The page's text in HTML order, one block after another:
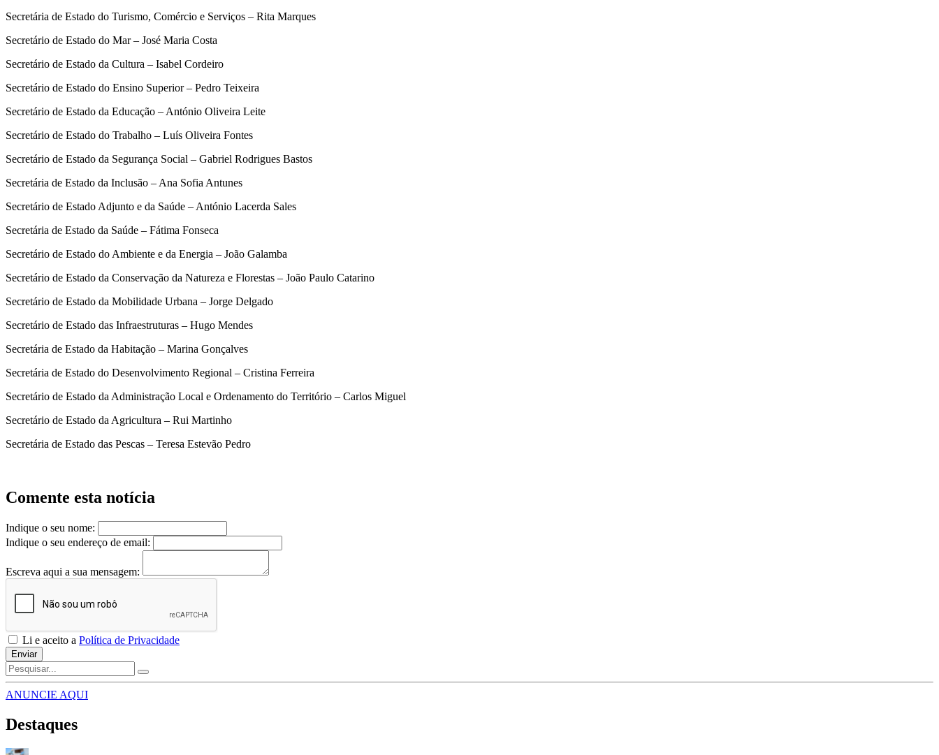
Secretária de Estado do Turismo, Comércio e Serviços – Rita Marques
Secretário de Estado do Mar – José Maria Costa
Secretário de Estado da Cultura – Isabel Cordeiro
Secretário de Estado do Ensino Superior – Pedro Teixeira
Secretário de Estado da Educação – António Oliveira Leite
Secretário de Estado do Trabalho – Luís Oliveira Fontes
Secretário de Estado da Segurança Social – Gabriel Rodrigues Bastos
Secretária de Estado da Inclusão – Ana Sofia Antunes
Secretário de Estado Adjunto e da Saúde – António Lacerda Sales
Secretária de Estado da Saúde – Fátima Fonseca
Secretário de Estado do Ambiente e da Energia – João Galamba
Secretário de Estado da Conservação da Natureza e Florestas – João Paulo Catarino
Secretário de Estado da Mobilidade Urbana – Jorge Delgado
Secretário de Estado das Infraestruturas – Hugo Mendes
Secretária de Estado da Habitação – Marina Gonçalves
Secretária de Estado do Desenvolvimento Regional – Cristina Ferreira
Secretário de Estado da Administração Local e Ordenamento do Território – Carlos Miguel
Secretário de Estado da Agricultura – Rui Martinho
Secretária de Estado das Pescas – Teresa Estevão Pedro
Comente esta notícia
Indique o seu nome:
Indique o seu endereço de email:
Escreva aqui a sua mensagem:
Li e aceito a Política de Privacidade
Enviar
ANUNCIE AQUI
Destaques